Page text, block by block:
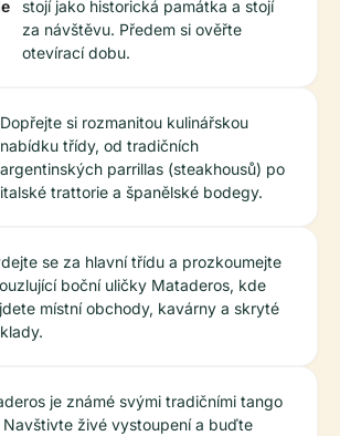
stojí jako historická památka a stojí
za návštěvu. Předem si ověřte
otevírací dobu.
Dopřejte si rozmanitou kulinářskou
nabídku třídy, od tradičních
argentinských parrillas (steakhousů) po
italské trattorie a španělské bodegy.
se za hlavní třídu a prozkoumejte
boční uličky Mataderos, kde
místní obchody, kavárny a skryté
je známé svými tradičními tango
Navštivte živé vystoupení a buďte